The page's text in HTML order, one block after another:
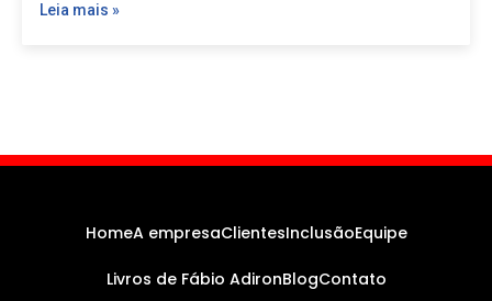
Leia mais »
HomeA empresaClientesInclusãoEquipe
Livros de Fábio AdironBlogContato